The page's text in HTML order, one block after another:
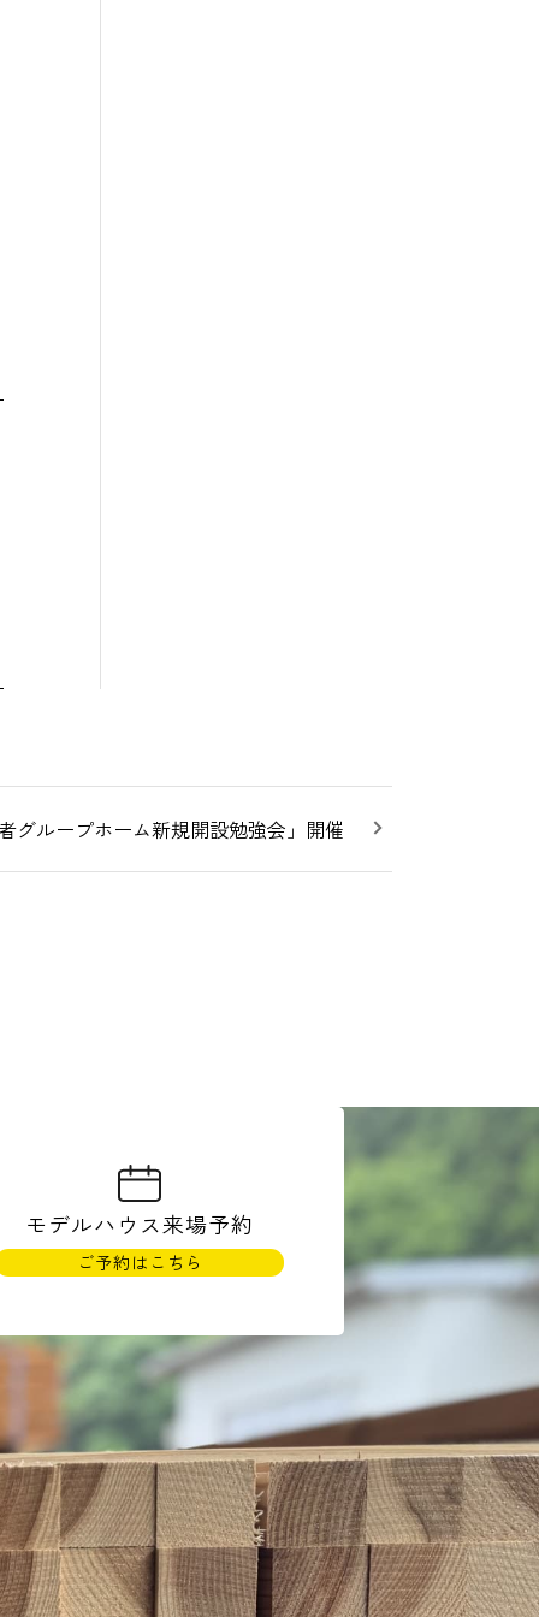
グループホーム新規開設勉強会」開催
モデルハウス来場予約
ご予約はこちら